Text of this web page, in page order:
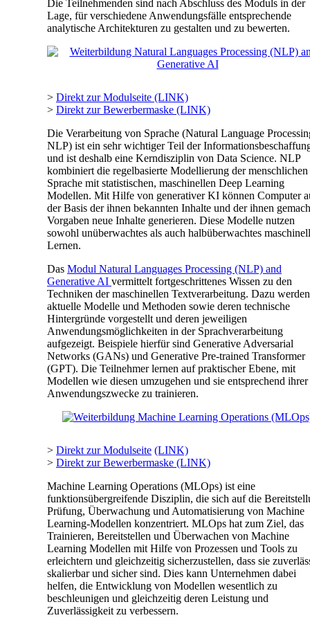
Die Teilnehmenden sind nach Abschluss des Moduls in der
Lage, für verschiedene Anwendungsfälle entsprechende
analytische Architekturen zu gestalten und zu bewerten.
> Direkt zur Modulseite (LINK)
> Direkt zur Bewerbermaske (LINK)
Die Verarbeitung von Sprache (Natural Language
NLP) ist ein sehr wichtiger Teil der
und ist deshalb eine Kerndisziplin von Data Science. NLP
kombiniert die regelbasierte Modellierung der menschlichen
Sprache mit statistischen, maschinellen Deep Learning
Modellen. Mit Hilfe von generativer KI können Computer
der Basis der ihnen bekannten Inhalte und der ihnen
Vorgaben neue Inhalte generieren. Diese Modelle nutzen
sowohl unüberwachtes als auch halbüberwachtes
Lernen.
Das Modul Natural Languages Processing (NLP) and
Generative AI vermittelt fortgeschrittenes Wissen zu den
Techniken der maschinellen Textverarbeitung. Dazu werden
aktuelle Modelle und Methoden sowie deren technische
Hintergründe vorgestellt und deren jeweiligen
Anwendungsmöglichkeiten in der Sprachverarbeitung
aufgezeigt. Beispiele hierfür sind Generative Adversarial
Networks (GANs) und Generative Pre-trained Transformer
(GPT). Die Teilnehmer lernen auf praktischer Ebene, mit
Modellen wie diesen umzugehen und sie entsprechend ihrer
Anwendungszwecke zu trainieren.
> Direkt zur Modulseite (LINK)
> Direkt zur Bewerbermaske (LINK)
Machine Learning Operations (MLOps) ist eine
funktionsübergreifende Disziplin, die sich auf die
Prüfung, Überwachung und Automatisierung von Machine
Learning-Modellen konzentriert. MLOps hat zum Ziel, das
Trainieren, Bereitstellen und Überwachen von Machine
Learning Modellen mit Hilfe von Prozessen und Tools zu
erleichtern und gleichzeitig sicherzustellen, dass sie
skalierbar und sicher sind. Dies kann Unternehmen dabei
helfen, die Entwicklung von Modellen wesentlich zu
beschleunigen und gleichzeitig deren Leistung und
Zuverlässigkeit zu verbessern.